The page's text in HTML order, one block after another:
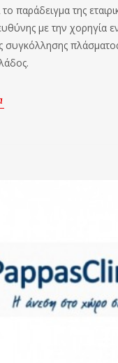
παράδειγμα της
με την χορηγία
συγκόλλησης